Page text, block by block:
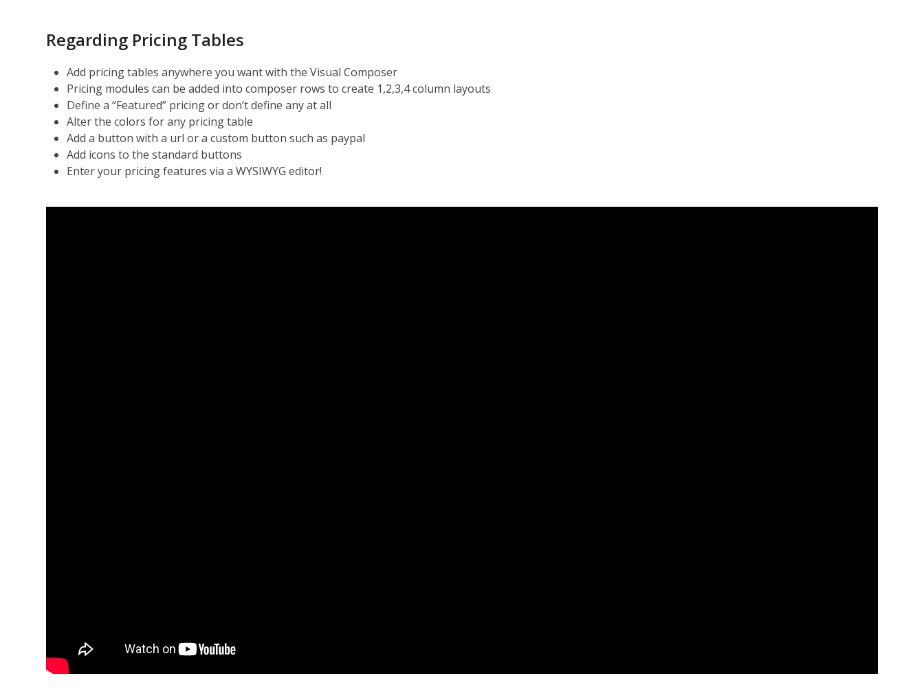
Regarding Pricing Tables
Add pricing tables anywhere you want with the Visual Composer
Pricing modules can be added into composer rows to create 1,2,3,4 column layouts
Define a “Featured” pricing or don’t define any at all
Alter the colors for any pricing table
Add a button with a url or a custom button such as paypal
Add icons to the standard buttons
Enter your pricing features via a WYSIWYG editor!